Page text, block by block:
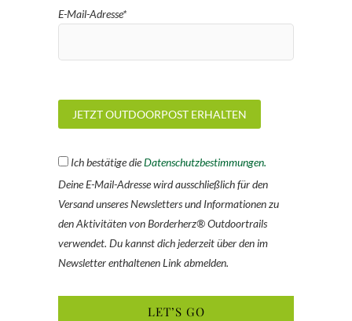
E-Mail-Adresse*
Ich bestätige dieDatenschutzbestimmungen.
Deine E-Mail-Adresse wird ausschließlich für den
Versand unseres Newsletters und Informationen zu
den Aktivitäten von Borderherz® Outdoortrails
verwendet. Du kannst dich jederzeit über den im
Newsletter enthaltenen Link abmelden.
LET’S GO